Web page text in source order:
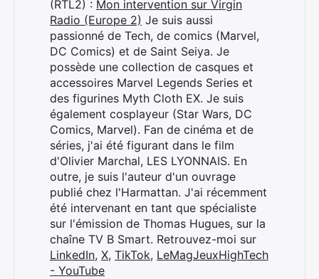
(RTL2) : Mon intervention sur Virgin
Radio (Europe 2) Je suis aussi
passionné de Tech, de comics (Marvel,
DC Comics) et de Saint Seiya. Je
possède une collection de casques et
accessoires Marvel Legends Series et
des figurines Myth Cloth EX. Je suis
également cosplayeur (Star Wars, DC
Comics, Marvel). Fan de cinéma et de
séries, j'ai été figurant dans le film
d'Olivier Marchal, LES LYONNAIS. En
outre, je suis l'auteur d'un ouvrage
publié chez l'Harmattan. J'ai récemment
été intervenant en tant que spécialiste
sur l'émission de Thomas Hugues, sur la
chaîne TV B Smart. Retrouvez-moi sur
LinkedIn, X, TikTok, LeMagJeuxHighTech
- YouTube